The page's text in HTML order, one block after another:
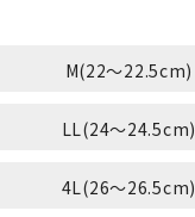
M(22～22.5cm)
LL(24～24.5cm)
4L(26～26.5cm)